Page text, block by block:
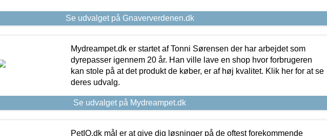
Se udvalget på Gnaververdenen.dk
Mydreampet.dk er startet af Tonni Sørensen der har arbejdet som
dyrepasser igennem 20 år. Han ville lave en shop hvor forbrugeren
kan stole på at det produkt de køber, er af høj kvalitet. Klik her for at se
deres udvalg.
Se udvalget på Mydreampet.dk
PetIQ.dk mål er at give dig løsninger på de oftest forekommende